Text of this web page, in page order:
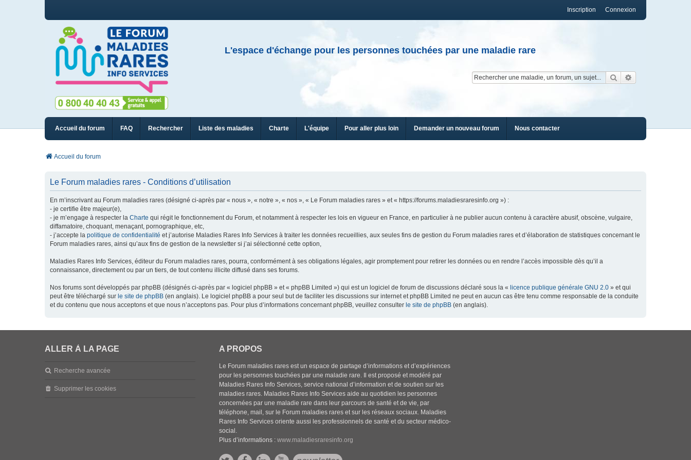
Connexion
Inscription
L'espace d'échange pour les personnes touchées par une maladie rare
Rechercher
Accueil du forum FAQ Rechercher Liste des maladies Charte L'équipe Pour aller plus loin Demander un nouveau forum Nous contacter
Accueil du forum
Le Forum maladies rares - Conditions d’utilisation
En m’inscrivant au Forum maladies rares (désigné ci-après par « nous », « notre », « nos », « Le Forum maladies rares » et « https://forums.maladiesraresinfo.org ») :
- je certifie être majeur(e),
- je m’engage à respecter la Charte qui régit le fonctionnement du Forum, et notamment à respecter les lois en vigueur en France, en particulier à ne publier aucun contenu à caractère abusif, obscène, vulgaire,
diffamatoire, choquant, menaçant, pornographique, etc,
- j’accepte la politique de confidentialité et j’autorise Maladies Rares Info Services à traiter les données recueillies, aux seules fins de gestion du Forum maladies rares et d’élaboration de statistiques concernant le
Forum maladies rares, ainsi qu’aux fins de gestion de la newsletter si j’ai sélectionné cette option,
Maladies Rares Info Services, éditeur du Forum maladies rares, pourra, conformément à ses obligations légales, agir promptement pour retirer les données ou en rendre l’accès impossible dès qu’il a
connaissance, directement ou par un tiers, de tout contenu illicite diffusé dans ses forums.
Nos forums sont développés par phpBB (désignés ci-après par « logiciel phpBB » et « phpBB Limited ») qui est un logiciel de forum de discussions déclaré sous la « licence publique générale GNU 2.0 » et qui
peut être téléchargé sur le site de phpBB (en anglais). Le logiciel phpBB a pour seul but de faciliter les discussions sur internet et phpBB Limited ne peut en aucun cas être tenu comme responsable de la conduite
et du contenu que nous acceptons et que nous n’acceptons pas. Pour plus d’informations concernant phpBB, veuillez consulter le site de phpBB (en anglais).
ALLER À LA PAGE
Recherche avancée
Supprimer les cookies
A PROPOS
Le Forum maladies rares est un espace de partage d’informations et d’expériences
pour les personnes touchées par une maladie rare. Il est proposé et modéré par
Maladies Rares Info Services, service national d’information et de soutien sur les
maladies rares. Maladies Rares Info Services aide au quotidien les personnes
concernées par une maladie rare dans leur parcours de santé et de vie, par
téléphone, mail, sur le Forum maladies rares et sur les réseaux sociaux. Maladies
Rares Info Services oriente aussi les professionnels de santé et du secteur médico-
social.
Plus d’informations :www.maladiesraresinfo.org